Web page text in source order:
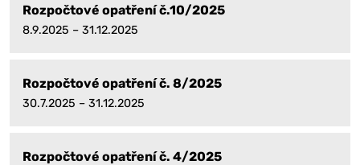
Rozpočtové opatření č.10/2025
8.9.2025 – 31.12.2025
Rozpočtové opatření č. 8/2025
30.7.2025 – 31.12.2025
Rozpočtové opatření č. 4/2025